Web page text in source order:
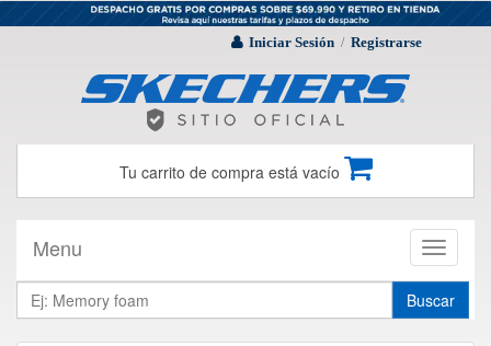
Iniciar Sesión / Registrarse
Tu carrito de compra está vacío
Toggle
Menu
Buscar